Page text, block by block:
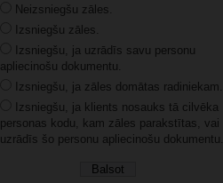
Neizsniegšu zāles.
Izsniegšu zāles.
Izsniegšu, ja uzrādīs savu personu
apliecinošu dokumentu.
Izsniegšu, ja zāles domātas radiniekam.
Izsniegšu, ja klients nosauks tā cilvēka
personas kodu, kam zāles parakstītas, vai
uzrādīs šo personu apliecinošu dokumentu.